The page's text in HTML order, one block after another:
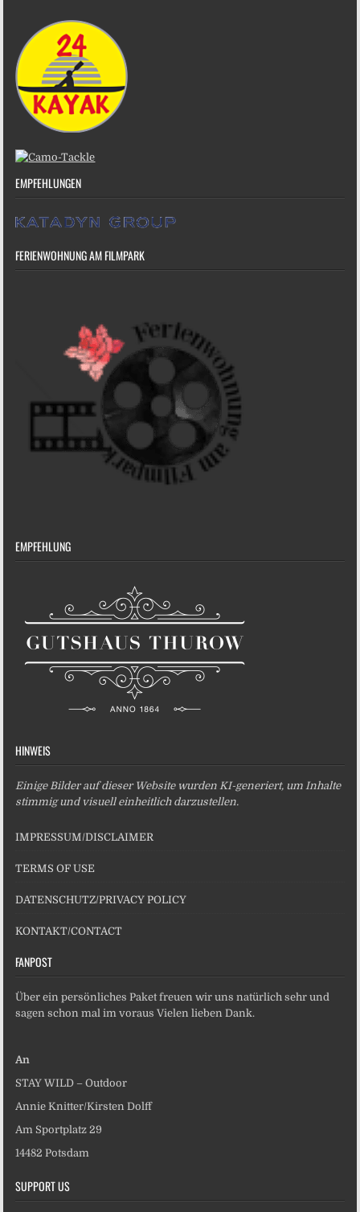
EMPFEHLUNGEN
FERIENWOHNUNG AM FILMPARK
EMPFEHLUNG
HINWEIS
Einige Bilder auf dieser Website wurden KI-generiert, um Inhalte
stimmig und visuell einheitlich darzustellen.
IMPRESSUM/DISCLAIMER
TERMS OF USE
DATENSCHUTZ/PRIVACY POLICY
KONTAKT/CONTACT
FANPOST
Über ein persönliches Paket freuen wir uns natürlich sehr und
sagen schon mal im voraus Vielen lieben Dank.
An
STAY WILD – Outdoor
Annie Knitter/Kirsten Dolff
Am Sportplatz 29
14482 Potsdam
SUPPORT US